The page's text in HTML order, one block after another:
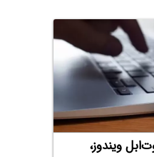
ویندوز،